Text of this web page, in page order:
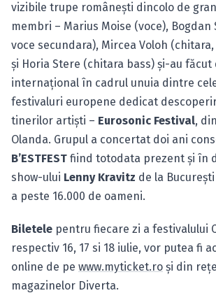
vizibile trupe româneşti dincolo de
membri – Marius Moise (voce), Bogdan
voce secundara), Mircea Voloh
şi Horia Stere (chitara bass) şi-au făcut
internaţional în cadrul unuia dintre
festivaluri europene dedicat
tinerilor artişti – Eurosonic Festival,
Olanda. Grupul a concertat doi ani
B’ESTFEST fiind totodata prezent şi în
show-ului Lenny Kravitz de la
a peste 16.000 de oameni.
Biletele pentru fiecare zi a festivalului
respectiv 16, 17 si 18 iulie, vor putea fi
online de pe www.myticket.ro şi din
magazinelor Diverta.